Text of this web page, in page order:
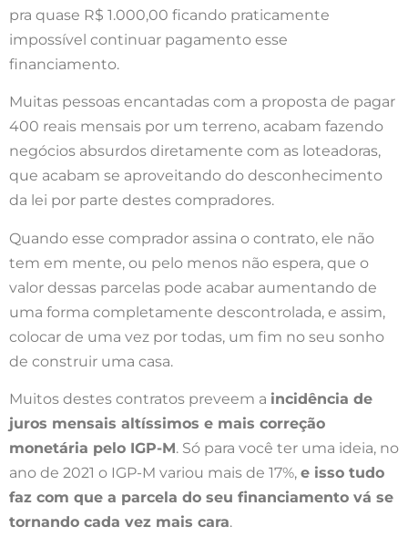
pra quase R$ 1.000,00 ficando praticamente
impossível continuar pagamento esse
financiamento.
Muitas pessoas encantadas com a proposta de pagar
400 reais mensais por um terreno, acabam fazendo
negócios absurdos diretamente com as loteadoras,
que acabam se aproveitando do desconhecimento
da lei por parte destes compradores.
Quando esse comprador assina o contrato, ele não
tem em mente, ou pelo menos não espera, que o
valor dessas parcelas pode acabar aumentando de
uma forma completamente descontrolada, e assim,
colocar de uma vez por todas, um fim no seu sonho
de construir uma casa.
Muitos destes contratos preveem a incidência de
juros mensais altíssimos e mais correção
monetária pelo IGP-M. Só para você ter uma ideia, no
ano de 2021 o IGP-M variou mais de 17%, e isso tudo
faz com que a parcela do seu financiamento vá se
tornando cada vez mais cara.